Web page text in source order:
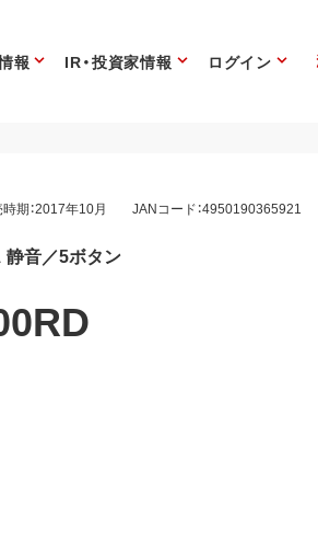
報 IR・投資家情報 ログイン
期：2017年10月 JANコード：4950190365921
音／5ボタン